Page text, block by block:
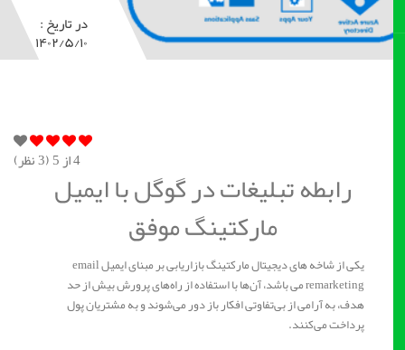
در تاریخ :
۱۴۰۲/۵/۱۰
از 5 ( 3نظر)
رابطه تبلیغات در گوگل با ایمیل
مارکتینگ موفق
یکی از شاخه های دیجیتال مارکتینگ بازاریابی بر مبنای ایمیل email
remarketing می باشد، آن‌ها با استفاده از راه‌های پرورش بیش از حد
هدف، به آرامی از بی‌تفاوتی افکار باز دور می‌شوند و به مشتریان پول
پرداخت می‌کنند.